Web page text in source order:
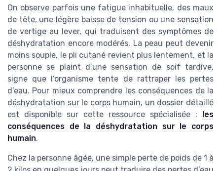
On observe parfois une fatigue inhabituelle, des maux
de tête, une légère baisse de tension ou une sensation
de vertige au lever, qui traduisent des symptômes de
déshydratation encore modérés. La peau peut devenir
moins souple, le pli cutané revient plus lentement, et la
personne se plaint d’une sensation de soif tardive,
signe que l’organisme tente de rattraper les pertes
d’eau. Pour mieux comprendre les conséquences de la
déshydratation sur le corps humain, un dossier détaillé
est disponible sur cette ressource spécialisée : les
conséquences de la déshydratation sur le corps
humain.
Chez la personne âgée, une simple perte de poids de 1 à